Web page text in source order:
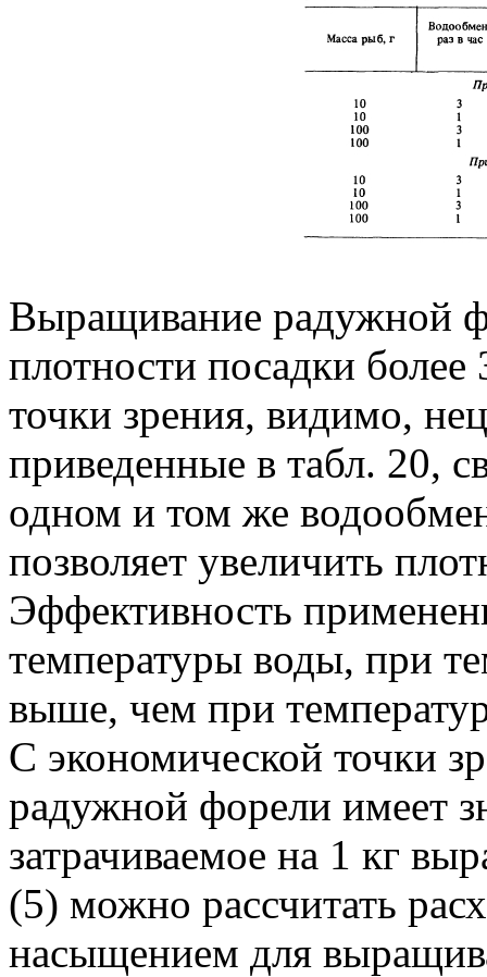
Выращивание радужной
плотности посадки
точки зрения, видимо,
приведенные в табл. 20,
одном и том же
позволяет увеличить
Эффективность
температуры воды, при
выше, чем при
С экономической точки
радужной форели имеет
затрачиваемое на 1 кг
(5) можно рассчитать
насыщением для